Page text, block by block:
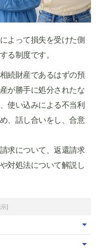
よって損失を受けた側
る制度です。
続財産であるはずの預
が勝手に処分されたな
使い込みによる不当利
、話し合いをし、合意
求について、返還請求
対処法について解説し
]